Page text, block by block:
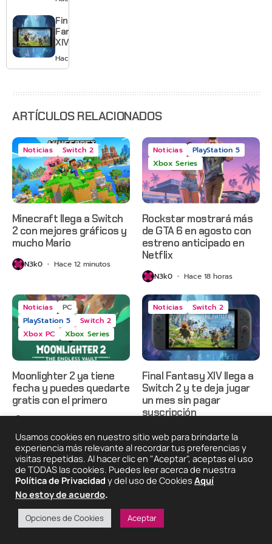
quedarte
gratis con
el primero
Final
Fantasy
XIV llega a
Switch 2 y
te deja
Hace 3 días
ARTÍCULOS RELACIONADOS
Noticias Switch 2
Minecraft llega a Switch
2 con mejores gráficos y
mucho Mario
N3k0 Hace 12 minutos
Noticias
PlayStation 5
Xbox Series
Rockstar mostrará más
de GTA 6 en agosto con
estreno anticipado en
Netflix
N3k0 Hace 18 horas
Noticias
PC
PlayStation 5
Switch 2
Xbox PC
Xbox Series
Moonlighter 2 ya tiene
fecha y puedes quedarte
gratis con el primero
Noticias Switch 2
Final Fantasy XIV llega a
Switch 2 y te deja jugar
un mes sin pagar
suscripción
N3k0 Hace 3 días
2025 © Degeneraciónx.com | Anime, Games & Nothing
Quiénes
Somos
Condiciones De
Uso Privacidad
Usamos cookies en nuestro sitio web para brindarte la
experiencia más relevante al recordar tus preferencias y
visitas repetidas. Al hacer clic en "Aceptar", aceptas el uso
de TODAS las cookies. Puedes leer acerca de nuestra
Política de Privacidad y del uso de Cookies Aquí
No estoy de acuerdo.
Opciones de Cookies Aceptar